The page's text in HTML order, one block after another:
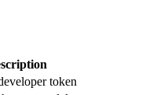
token